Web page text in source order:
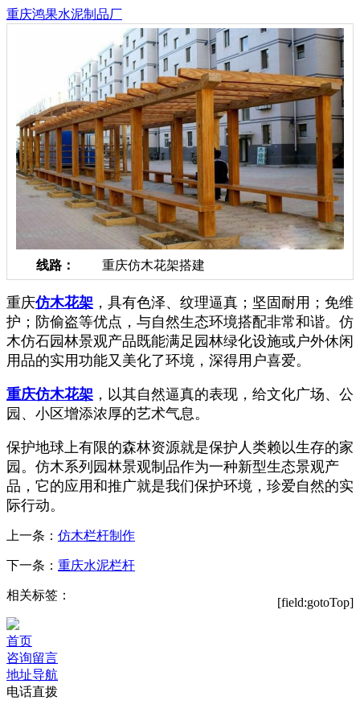
重庆鸿果水泥制品厂
线路： 重庆仿木花架搭建
重庆仿木花架 ，具有色泽、纹理逼真；坚固耐用；免维
护；防偷盗等优点，与自然生态环境搭配非常和谐。仿
木仿石园林景观产品既能满足园林绿化设施或户外休闲
用品的实用功能又美化了环境，深得用户喜爱。
重庆仿木花架 ，以其自然逼真的表现，给文化广场、公
园、小区增添浓厚的艺术气息。
保护地球上有限的森林资源就是保护人类赖以生存的家
园。仿木系列园林景观制品作为一种新型生态景观产
品，它的应用和推广就是我们保护环境，珍爱自然的实
际行动。
上一条： 仿木栏杆制作
下一条： 重庆水泥栏杆
相关标签：
[field:gotoTop]
首页
咨询留言
地址导航
电话直拨